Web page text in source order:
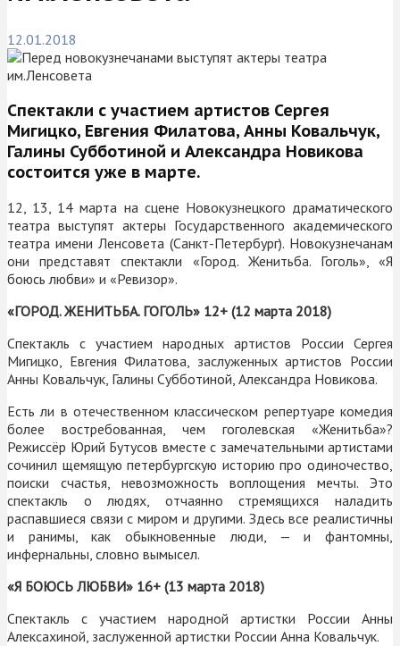
12.01.2018
Спектакли с участием артистов Сергея
Мигицко, Евгения Филатова, Анны Ковальчук,
Галины Субботиной и Александра Новикова
состоится уже в марте.
12, 13, 14 марта на сцене Новокузнецкого драматического
театра выступят актеры Государственного академического
театра имени Ленсовета (Санкт-Петербург). Новокузнечанам
они представят спектакли «Город. Женитьба. Гоголь», «Я
боюсь любви» и «Ревизор».
«ГОРОД. ЖЕНИТЬБА. ГОГОЛЬ» 12+ (12 марта 2018)
Спектакль с участием народных артистов России Сергея
Мигицко, Евгения Филатова, заслуженных артистов России
Анны Ковальчук, Галины Субботиной, Александра Новикова.
Есть ли в отечественном классическом репертуаре комедия
более востребованная, чем гоголевская «Женитьба»?
Режиссёр Юрий Бутусов вместе с замечательными артистами
сочинил щемящую петербургскую историю про одиночество,
поиски счастья, невозможность воплощения мечты. Это
спектакль о людях, отчаянно стремящихся наладить
распавшиеся связи с миром и другими. Здесь все реалистичны
и ранимы, как обыкновенные люди, — и фантомны,
инфернальны, словно вымысел.
«Я БОЮСЬ ЛЮБВИ» 16+ (13 марта 2018)
Спектакль с участием народной артистки России Анны
Алексахиной, заслуженной артистки России Анна Ковальчук.